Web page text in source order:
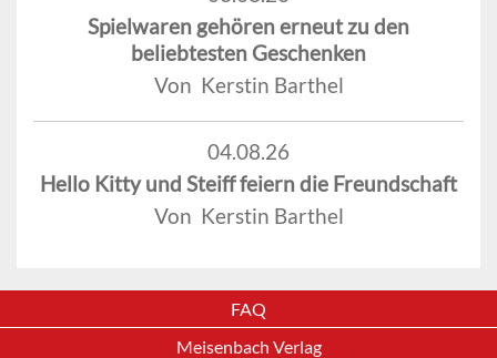
Spielwaren gehören erneut zu den
beliebtesten Geschenken
Von Kerstin Barthel
04.08.26
Hello Kitty und Steiff feiern die Freundschaft
Von Kerstin Barthel
FAQ
Meisenbach Verlag